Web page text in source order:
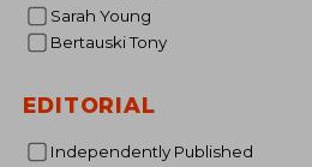
Sarah Young
Bertauski Tony
EDITORIAL
Independently Published